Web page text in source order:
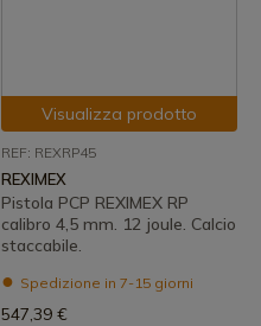
Visualizza prodotto
REF: REXRP45
REXIMEX
Pistola PCP REXIMEX RP
calibro 4,5 mm. 12 joule. Calcio
staccabile.
Spedizione in 7-15 giorni
547,39 €